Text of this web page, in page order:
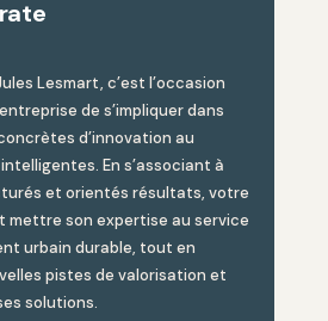
Lesmart, c’est l’occasion
de s’impliquer dans
d’innovation au
En s’associant à
et orientés résultats, votre
mettre son expertise au service
urbain durable, tout en
pistes de valorisation et
solutions.